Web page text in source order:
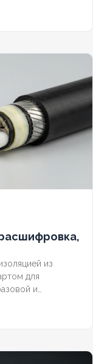
заземления и
из
для
и
конструктивные